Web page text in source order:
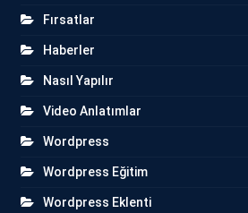
Fırsatlar
Haberler
Nasıl Yapılır
Video Anlatımlar
Wordpress
Wordpress Eğitim
Wordpress Eklenti